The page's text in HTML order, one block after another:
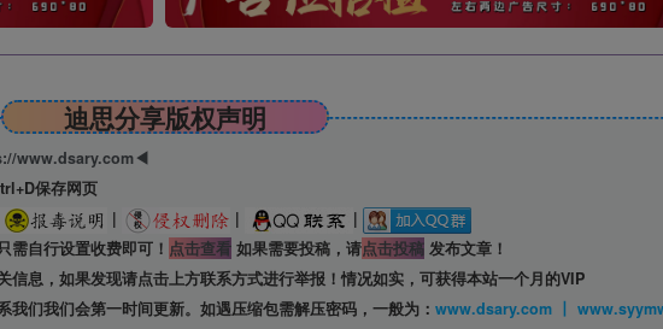
迪思分享版权声明
www.dsary.com◀
保存网页
| |
|
需自行设置收费即可！ 点击查看如果需要投稿，请点击投稿发布文章！
息，如果发现请点击上方联系方式进行举报！情况如实，可获得本站一个月的VIP
们我们会第一时间更新。如遇压缩包需解压密码，一般为：
www.dsary.com 丨